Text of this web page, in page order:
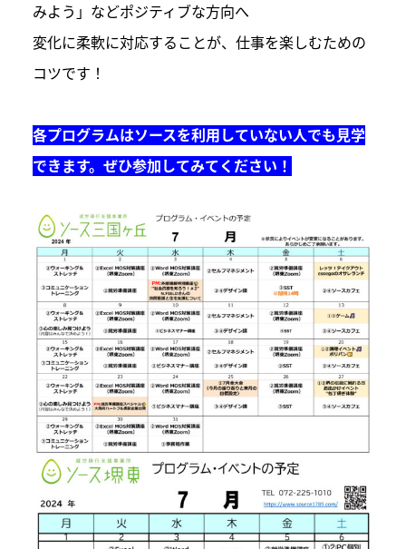
みよう」などポジティブな方向へ
変化に柔軟に対応することが、仕事を楽しむための
コツです！
各プログラムはソースを利用していない人でも見学
できます。ぜひ参加してみてください！